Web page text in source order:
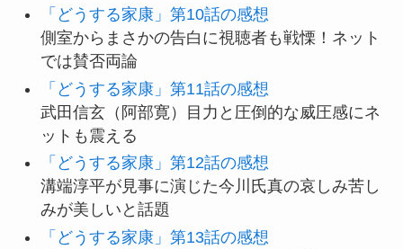
「どうする家康」第10話の感想
側室からまさかの告白に視聴者も戦慄！ネット
では賛否両論
「どうする家康」第11話の感想
武田信玄（阿部寛）目力と圧倒的な威圧感にネ
ットも震える
「どうする家康」第12話の感想
溝端淳平が見事に演じた今川氏真の哀しみ苦し
みが美しいと話題
「どうする家康」第13話の感想